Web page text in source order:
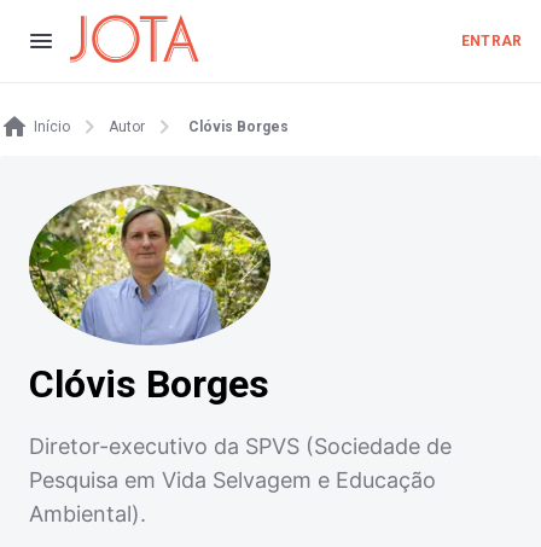
ENTRAR
Início Autor Clóvis Borges
Clóvis Borges
Diretor-executivo da SPVS (Sociedade de
Pesquisa em Vida Selvagem e Educação
Ambiental).